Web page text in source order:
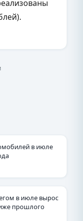
в июле
в июле вырос
прошлого